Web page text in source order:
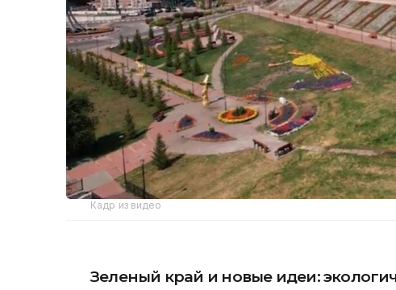
Кадр из видео
Зеленый край и новые идеи: